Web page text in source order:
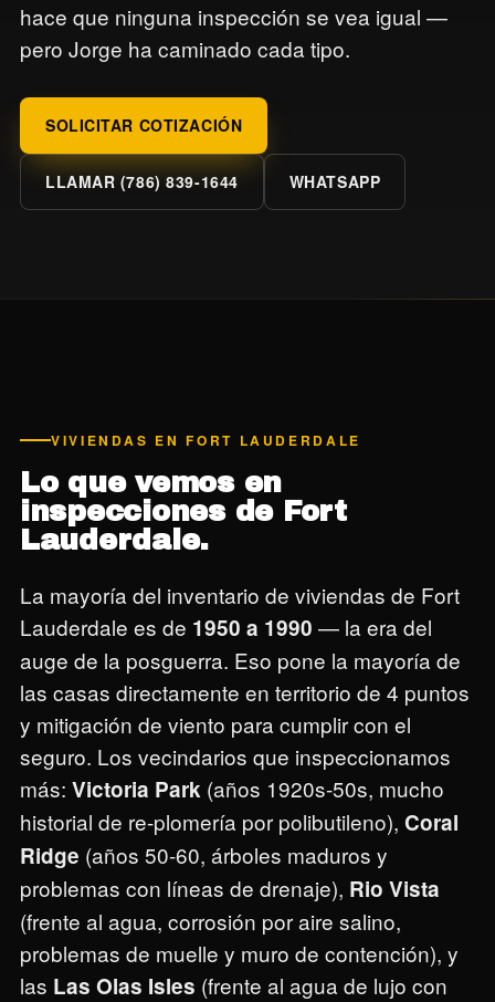
hace que ninguna inspección se vea igual —
pero Jorge ha caminado cada tipo.
SOLICITAR COTIZACIÓN
LLAMAR (786) 839-1644 WHATSAPP
VIVIENDAS EN FORT LAUDERDALE
Lo que vemos en
inspecciones de Fort
Lauderdale.
La mayoría del inventario de viviendas de Fort
Lauderdale es de 1950 a 1990 — la era del
auge de la posguerra. Eso pone la mayoría de
las casas directamente en territorio de 4 puntos
y mitigación de viento para cumplir con el
seguro. Los vecindarios que inspeccionamos
más: Victoria Park (años 1920s-50s, mucho
historial de re-plomería por polibutileno), Coral
Ridge (años 50-60, árboles maduros y
problemas con líneas de drenaje), Rio Vista
(frente al agua, corrosión por aire salino,
problemas de muelle y muro de contención), y
las Las Olas Isles (frente al agua de lujo con